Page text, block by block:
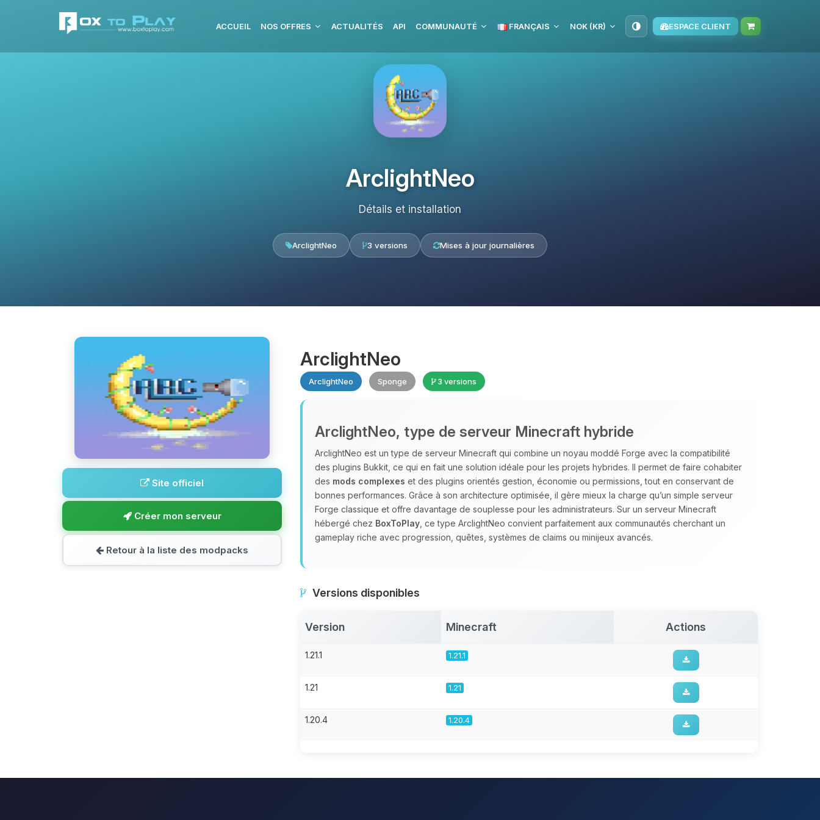
ACCUEIL NOS OFFRES ACTUALITÉS API COMMUNAUTÉ FRANÇAIS NOK (KR) ESPACE CLIENT
ArclightNeo
Détails et installation
ArclightNeo 3 versions Mises à jour journalières
Site officiel
Créer mon serveur
Retour à la liste des modpacks
ArclightNeo
ArclightNeo Sponge 3 versions
ArclightNeo, type de serveur Minecraft hybride
ArclightNeo est un type de serveur Minecraft qui combine un noyau moddé Forge avec la compatibilité
des plugins Bukkit, ce qui en fait une solution idéale pour les projets hybrides. Il permet de faire cohabiter
des mods complexes et des plugins orientés gestion, économie ou permissions, tout en conservant de
bonnes performances. Grâce à son architecture optimisée, il gère mieux la charge qu’un simple serveur
Forge classique et offre davantage de souplesse pour les administrateurs. Sur un serveur Minecraft
hébergé chez BoxToPlay , ce type ArclightNeo convient parfaitement aux communautés cherchant un
gameplay riche avec progression, quêtes, systèmes de claims ou minijeux avancés.
Versions disponibles
Version Minecraft Actions
1.21.1 1.21.1
1.21 1.21
1.20.4 1.20.4